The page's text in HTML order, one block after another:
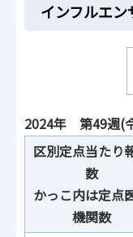
インフルエン
2024年 第49週(
区別定点当たり
数
かっこ内は定点
機関数